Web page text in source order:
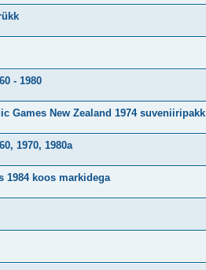
- 1980
Games New Zealand 1974 suveniiripakk
1970, 1980a
1984 koos markidega